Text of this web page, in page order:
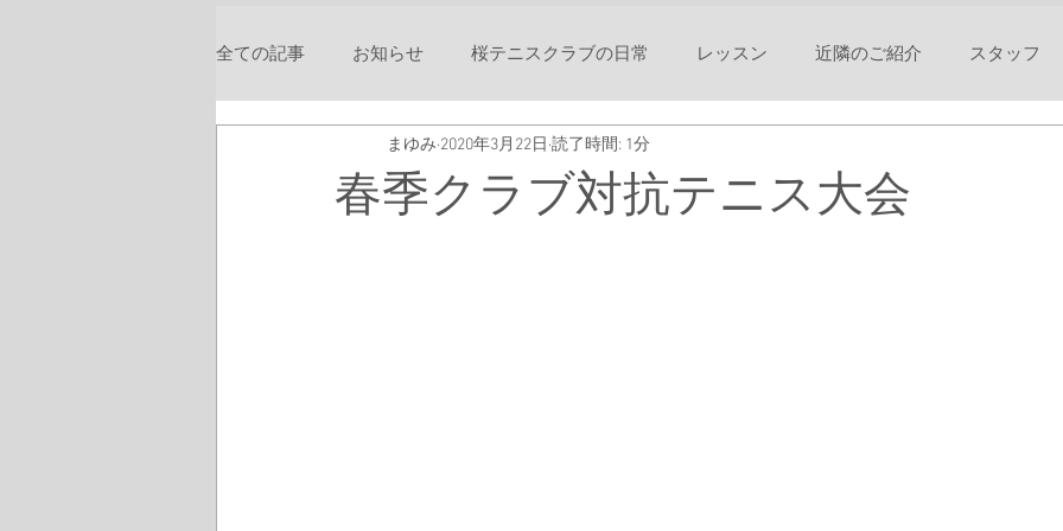
全ての記事 お知らせ 桜テニスクラブの日常 レッスン 近隣のご紹介 スタッフ
春季クラブ対抗テニス大会
まゆみ 2020年3月22日 読了時間: 1分